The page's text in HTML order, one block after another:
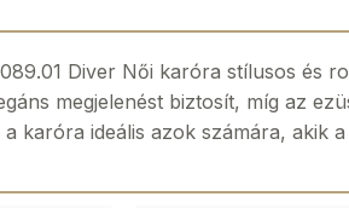
Diver Női karóra stílusos és
megjelenést biztosít, míg az
karóra ideális azok számára, akik